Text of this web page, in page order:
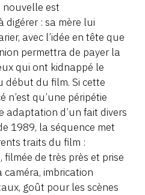
nouvelle est
: sa mère lui
avec l’idée en tête que
permettra de payer la
qui ont kidnappé le
début du film. Si cette
n’est qu’une péripétie
adaptation d’un fait divers
1989, la séquence met
traits du film :
de très près et prise
imbrication
goût pour les scènes